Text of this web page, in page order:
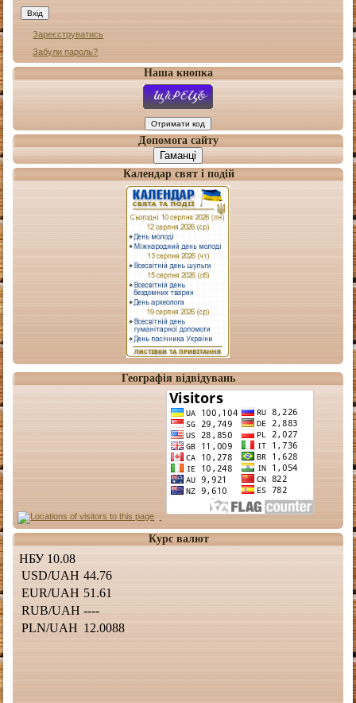
Зареєструватись
Забули пароль?
Наша кнопка
Допомога сайту
Гаманці
Календар свят і подій
Географія відвідувань
Курс валют